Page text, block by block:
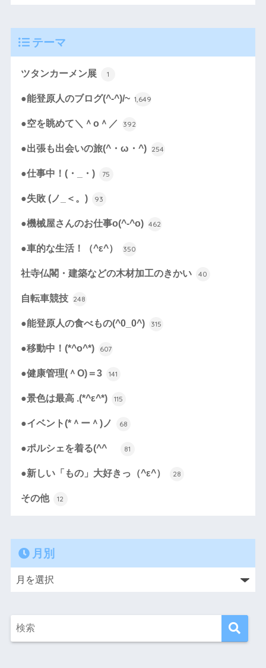
テーマ
ツタンカーメン展 1
●能登原人のブログ(^-^)/~ 1,649
●空を眺めて＼＾o＾／ 392
●出張も出会いの旅(^・ω・^) 254
●仕事中！(・_・) 75
●失敗 (ノ_＜。) 93
●機械屋さんのお仕事o(^-^o) 462
●車的な生活！（^ε^） 350
社寺仏閣・建築などの木材加工のきかい 40
自転車競技 248
●能登原人の食べもの(^0_0^) 315
●移動中！(*^o^*) 607
●健康管理(＾O)＝3 141
●景色は最高 .(*^ε^*) 115
●イベント(*＾ー＾)ノ 68
●ポルシェを着る(^^ゞ 81
●新しい「もの」大好きっ（^ε^） 28
その他 12
月別